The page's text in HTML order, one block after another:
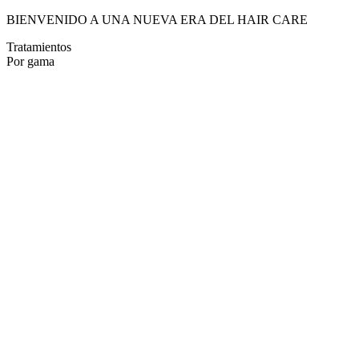
BIENVENIDO A UNA NUEVA ERA DEL HAIR CARE
Tratamientos
Por gama